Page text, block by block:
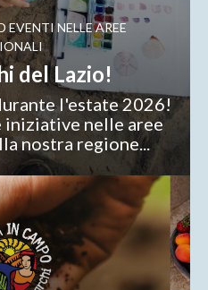
NELLE AREE
del Lazio!
l'estate 2026!
iniziative nelle aree
nostra regione...